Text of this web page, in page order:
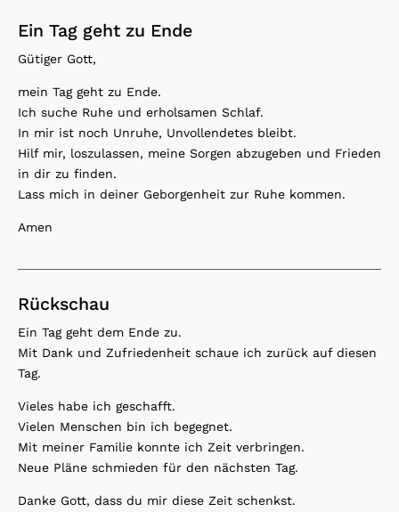
Ein Tag geht zu Ende
Gütiger Gott,
mein Tag geht zu Ende.
Ich suche Ruhe und erholsamen Schlaf.
In mir ist noch Unruhe, Unvollendetes bleibt.
Hilf mir, loszulassen, meine Sorgen abzugeben und Frieden
in dir zu finden.
Lass mich in deiner Geborgenheit zur Ruhe kommen.
Amen
Rückschau
Ein Tag geht dem Ende zu.
Mit Dank und Zufriedenheit schaue ich zurück auf diesen
Tag.
Vieles habe ich geschafft.
Vielen Menschen bin ich begegnet.
Mit meiner Familie konnte ich Zeit verbringen.
Neue Pläne schmieden für den nächsten Tag.
Danke Gott, dass du mir diese Zeit schenkst.